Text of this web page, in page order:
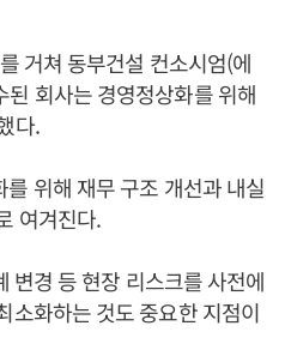
거쳐 동부건설 컨소시엄(에
회사는 경영정상화를 위해
다.
위해 재무 구조 개선과 내실
여겨진다.
변경 등 현장 리스크를 사전에
소화하는 것도 중요한 지점이